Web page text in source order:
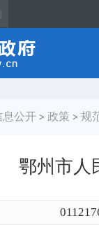
公开 > 政策 > 规
鄂州市人